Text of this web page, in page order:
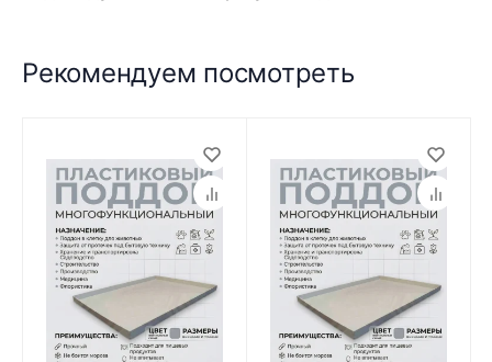
Рекомендуем посмотреть